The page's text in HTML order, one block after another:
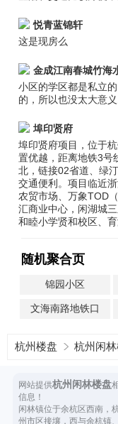
悦青蓝锦轩
这是现房么
金成江南春城竹海
小区的学区都是私立
的，所以也没太大意
埠印贤府
埠印贤府项目，位于
置优越，距离地铁3号
北，链接02省道、绿
交通便利。项目临近
农贸市场、万象TOD
汇商业中心，闲湖城
和睦小学贤和校区、
随机聚合页
锦园小区
文海南路地铁口
杭州楼盘 杭州闲
网站提供杭州闲林楼盘
信息！
闲林镇位于余杭区西南，
州市区接壤，西与余杭镇